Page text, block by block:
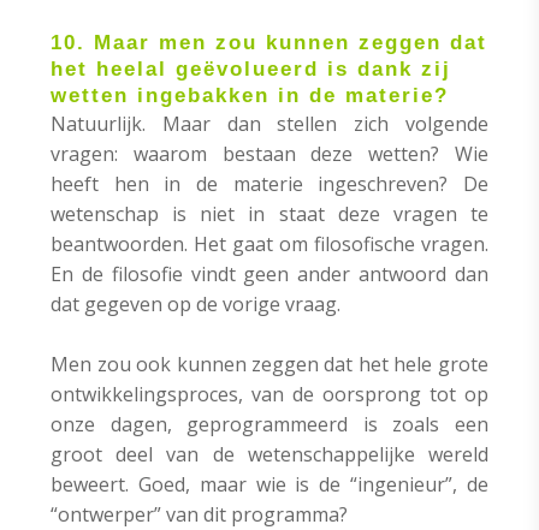
10. Maar men zou kunnen zeggen dat
het heelal geëvolueerd is dank zij
wetten ingebakken in de materie?
Natuurlijk. Maar dan stellen zich volgende
vragen: waarom bestaan deze wetten? Wie
heeft hen in de materie ingeschreven? De
wetenschap is niet in staat deze vragen te
beantwoorden. Het gaat om filosofische vragen.
En de filosofie vindt geen ander antwoord dan
dat gegeven op de vorige vraag.
Men zou ook kunnen zeggen dat het hele grote
ontwikkelingsproces, van de oorsprong tot op
onze dagen, geprogrammeerd is zoals een
groot deel van de wetenschappelijke wereld
beweert. Goed, maar wie is de “ingenieur”, de
“ontwerper” van dit programma?